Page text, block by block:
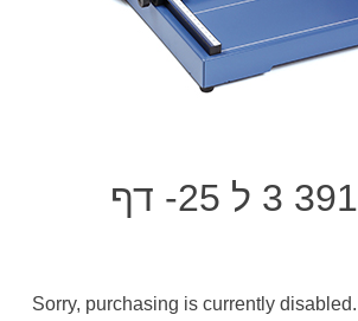
גליוטינה 3912 3 ל 25- דף
Sorry, purchasing is currently